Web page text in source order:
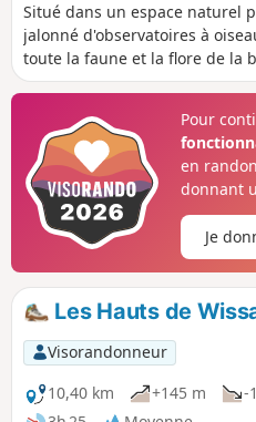
Situé dans un espace naturel
jalonné d'observatoires à
toute la faune et la flore de la
Pour
en
donnant
Je
Les Hauts de
Visorandonneur
10,40 km
+145 m
-